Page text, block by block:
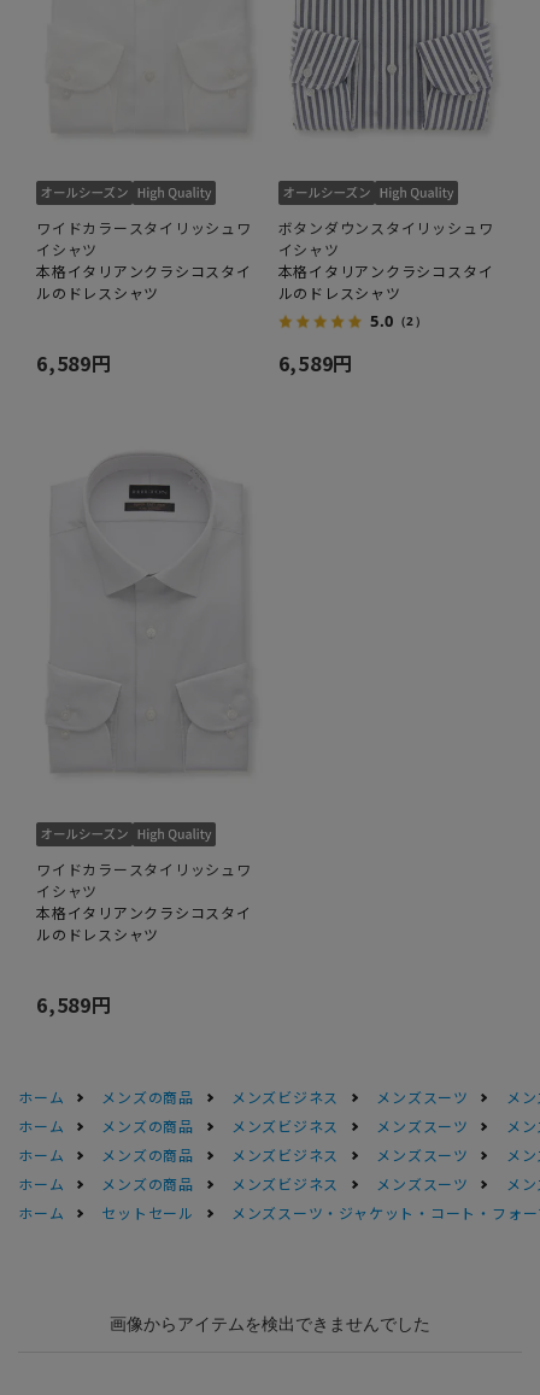
ワイドカラースタイリッシュワ
イシャツ
本格イタリアンクラシコスタイ
ルのドレスシャツ
6,589円
ボタンダウンスタイリッシュワ
イシャツ
本格イタリアンクラシコスタイ
ルのドレスシャツ
5.0 （2）
6,589円
ワイドカラースタイリッシュワ
イシャツ
本格イタリアンクラシコスタイ
ルのドレスシャツ
6,589円
ホーム メンズの商品 メンズビジネス メンズスーツ
メ
ホーム
メンズの商品 メンズビジネス メンズスーツ
メ
ホーム
メンズの商品 メンズビジネス メンズスーツ
メ
ホーム
メンズの商品 メンズビジネス メンズスーツ
メ
ホーム
セットセール メンズスーツ・ジャケット・コート・フォ